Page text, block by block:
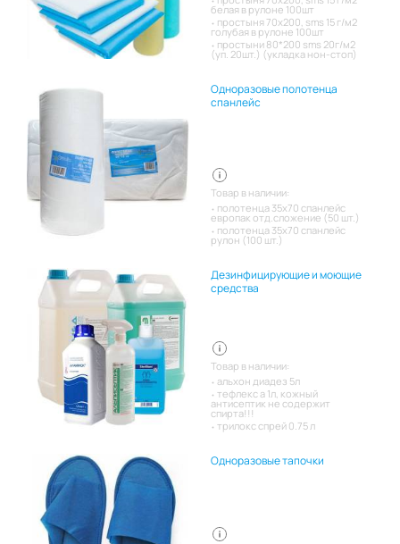
белая в рулоне 100шт
простыня 70х200, sms 15 г/м2
голубая в рулоне 100шт
простыни 80*200 sms 20г/м2
(уп. 20шт.) (укладка нон-стоп)
Одноразовые полотенца
спанлейс
Товар в наличии:
полотенца 35х70 спанлейс
европак отд.сложение (50 шт.)
полотенца 35х70 спанлейс
рулон (100 шт.)
Дезинфицирующие и моющие
средства
Товар в наличии:
альхон диадез 5л
тефлекс а 1л, кожный
антисептик не содержит
спирта!!!
трилокс спрей 0.75 л
Одноразовые тапочки